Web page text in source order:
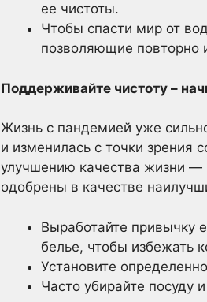
ее чистоты.
Чтобы спасти мир от
позволяющие повторно
Поддерживайте чистоту –
Жизнь с пандемией уже
и изменилась с точки
улучшению качества жизни —
одобрены в качестве
Выработайте привычку
белье, чтобы избежать
Установите
Часто убирайте посуду